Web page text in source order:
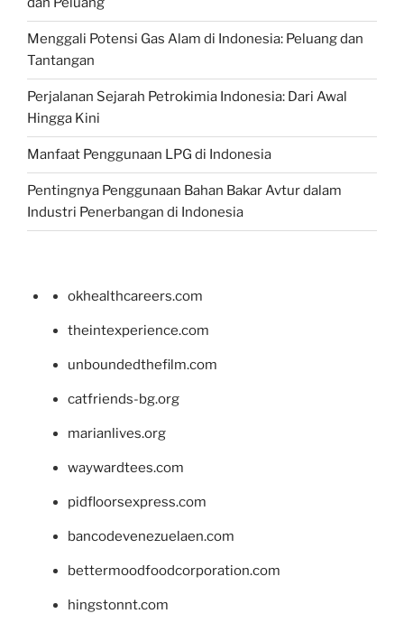
Menggali Potensi Gas Alam di Indonesia: Peluang dan
Tantangan
Perjalanan Sejarah Petrokimia Indonesia: Dari Awal
Hingga Kini
Manfaat Penggunaan LPG di Indonesia
Pentingnya Penggunaan Bahan Bakar Avtur dalam
Industri Penerbangan di Indonesia
okhealthcareers.com
theintexperience.com
unboundedthefilm.com
catfriends-bg.org
marianlives.org
waywardtees.com
pidfloorsexpress.com
bancodevenezuelaen.com
bettermoodfoodcorporation.com
hingstonnt.com